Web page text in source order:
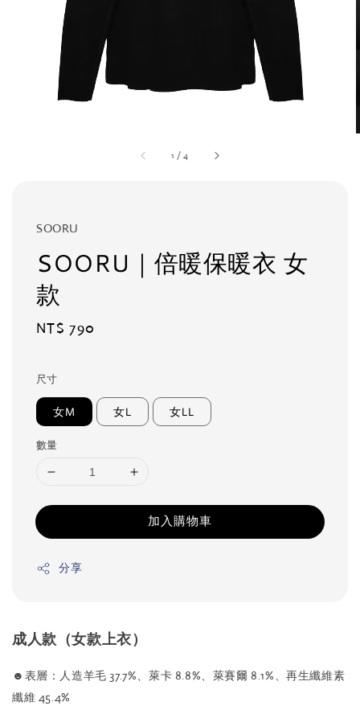
1 / 4
SOORU
SOORU｜倍暖保暖衣 女
款
Regular
NT$ 790
尺寸
女M 女L 女LL
數量
加入購物車
分享
成人款（女款上衣）
☻表層：人造羊毛 37.7%、萊卡 8.8%、萊賽爾 8.1%、再生纖維素
纖維 45.4%